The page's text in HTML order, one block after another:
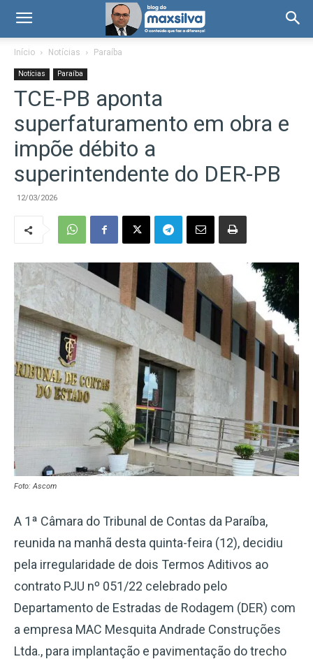
Início Notícias Paraíba
Notícias Paraíba
TCE-PB aponta
superfaturamento em obra e
impõe débito a
superintendente do DER-PB
12/03/2026
Foto: Ascom
A 1ª Câmara do Tribunal de Contas da Paraíba,
reunida na manhã desta quinta-feira (12), decidiu
pela irregularidade de dois Termos Aditivos ao
contrato PJU nº 051/22 celebrado pelo
Departamento de Estradas de Rodagem (DER) com
a empresa MAC Mesquita Andrade Construções
Ltda., para implantação e pavimentação do trecho